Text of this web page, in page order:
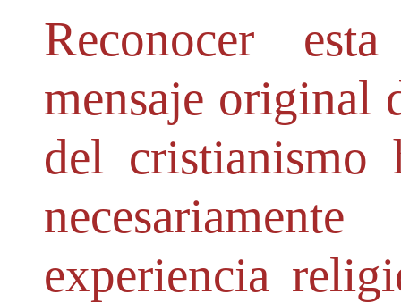
Reconocer
mensaje original
del cristianismo
experiencia